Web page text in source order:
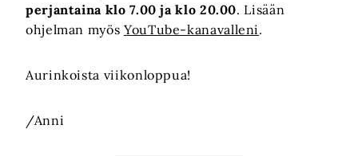
perjantaina klo 7.00 ja klo 20.00. Lisään
ohjelman myös YouTube-kanavalleni .
Aurinkoista viikonloppua!
/Anni